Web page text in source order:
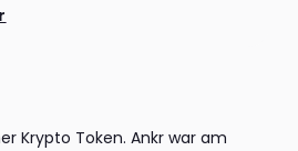
Krypto Token. Ankr war am